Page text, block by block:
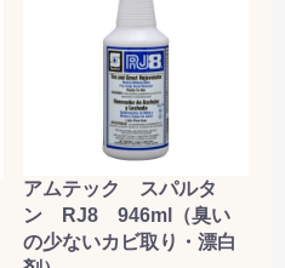
アムテック スパルタ
ン RJ8 946ml（臭い
の少ないカビ取り・漂白